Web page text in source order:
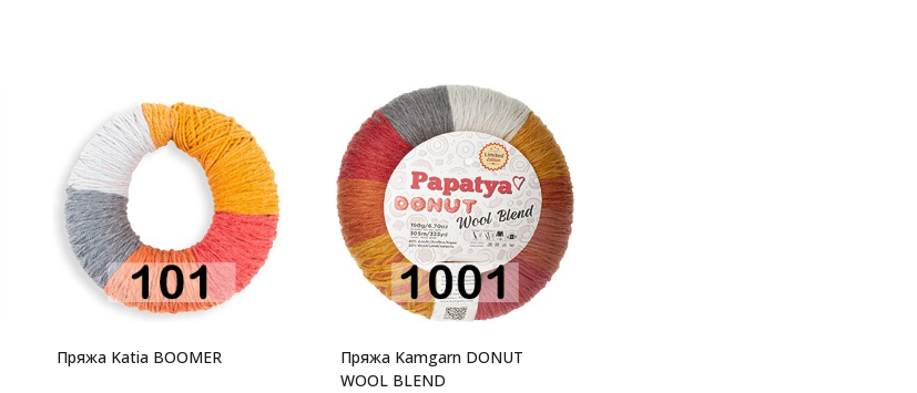
Пряжа Katia BOOMER
Пряжа Kamgarn DONUT
WOOL BLEND